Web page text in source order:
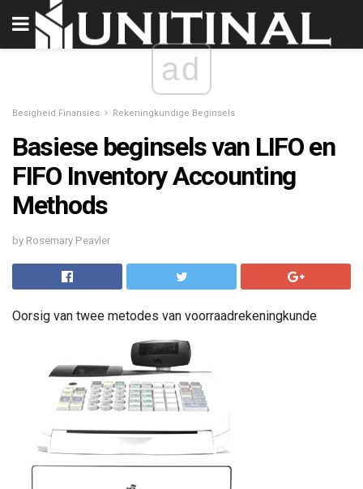
ad
Besigheid Finansies Rekeningkundige Beginsels
Basiese beginsels van LIFO en
FIFO Inventory Accounting
Methods
by Rosemary Peavler
Oorsig van twee metodes van voorraadrekeningkunde